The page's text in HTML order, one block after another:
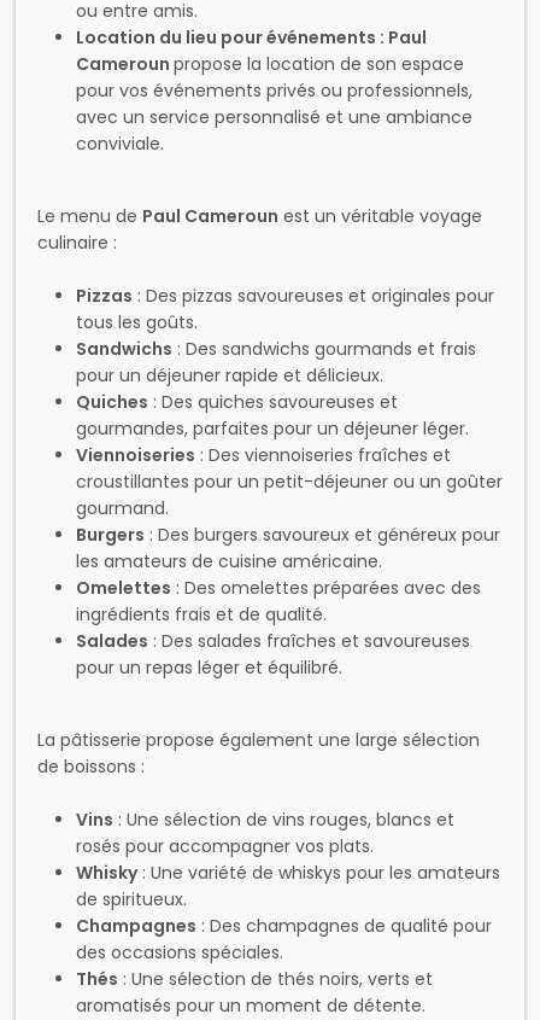
Le menu dePaul Camerounest un véritable voyage
culinaire :
Pizzas: Des pizzas savoureuses et originales pour
pour un déjeuner rapide et délicieux.
Quiches
Viennoiseries: Des viennoiseries fraîches et
croustillantes pour un petit-déjeuner ou un goûter
gourmand.
Burgers : Des burgers savoureux et généreux pour
les amateurs de cuisine américaine.
Omelettes: Des omelettes préparées avec des
ingrédients frais et de qualité.
Salades: Des salades fraîches et savoureuses
pour un repas léger et équilibré.
La pâtisserie propose également une large sélection
de boissons :
Vins: Une sélection de vins rouges, blancs et
de spiritueux.
Champagnes
Thés : Une sélection de thés noirs, verts et
aromatisés pour un moment de détente.
Cafés: Des cafés de qualité pour un moment de
plaisir et de convivialité.
Milkshakes: Des milkshakes gourmands et
rafraîchissants pour les petits et les grands.
Jus de fruits: Des jus de fruits frais et naturels
pour un moment de fraîcheur.